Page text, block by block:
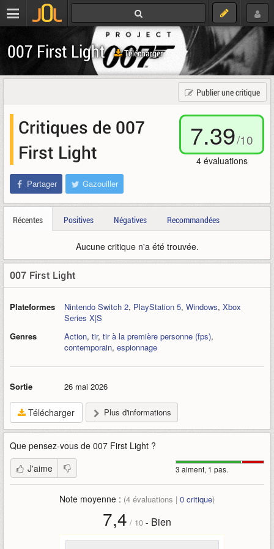
007 First Light Télécharger
Publier une critique
7.39/10
4évaluations
Critiques de 007
First Light
Partager Gazouiller
Récentes Positives Négatives Recommandées
Aucune critique n'a été trouvée.
007 First Light
Plateformes Nintendo Switch 2, PlayStation 5, Windows, Xbox
Series X|S
Genres
Action, tir, tir à la première personne (fps),
contemporain, espionnage
Sortie 26 mai 2026
Télécharger Plus d'informations
Que pensez-vous de 007 First Light ?
3 aiment, 1 pas.
J'aime
Note moyenne : (4 évaluations | 0 critique)
7,4 / 10 - Bien